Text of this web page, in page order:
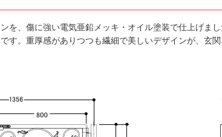
を、傷に強い電気亜鉛メッキ・オイル塗装で仕上げま
す。重厚感がありつつも繊細で美しいデザインが、玄関